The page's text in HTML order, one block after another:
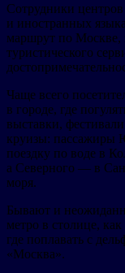
Сотрудники
и иностранных
маршрут по Москве,
туристического
Чаще всего
в городе, где
выставки,
круизы: пассажиры
поездку по воде в
а Северного — в
моря.
Бывают и
метро в столице,
где поплавать с
«Москва».